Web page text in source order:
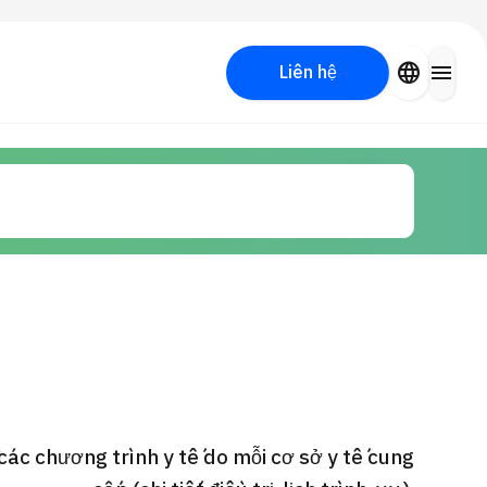
Liên hệ language menu
chương trình y tế do mỗi cơ sở y tế cung